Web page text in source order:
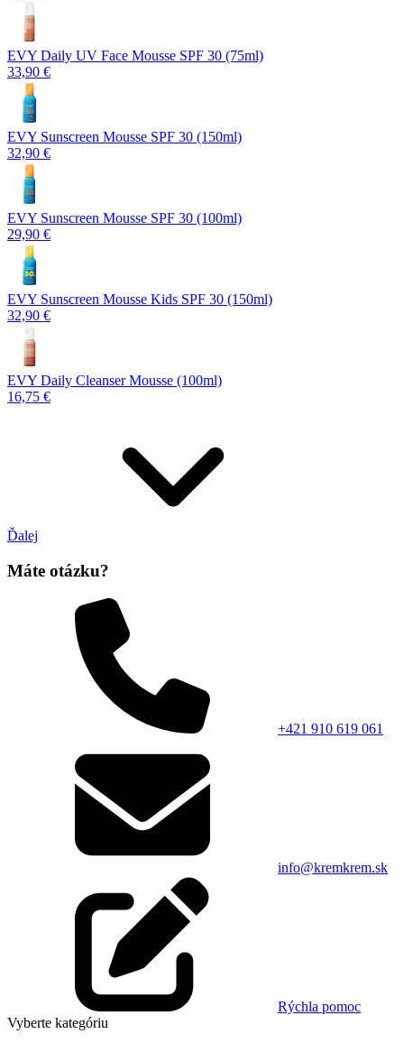
EVY Daily UV Face Mousse SPF 30 (75ml)
33,90 €
EVY Sunscreen Mousse SPF 30 (150ml)
32,90 €
EVY Sunscreen Mousse SPF 30 (100ml)
29,90 €
EVY Sunscreen Mousse Kids SPF 30 (150ml)
32,90 €
EVY Daily Cleanser Mousse (100ml)
16,75 €
Ďalej
Máte otázku?
+421 910 619 061
info@kremkrem.sk
Rýchla pomoc
Vyberte kategóriu